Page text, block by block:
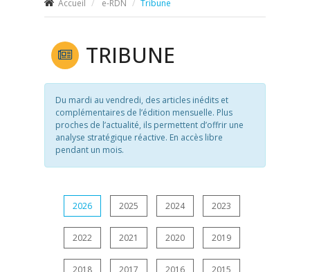
Accueil e-RDN Tribune
TRIBUNE
Du mardi au vendredi, des articles inédits et
complémentaires de l’édition mensuelle. Plus
proches de l’actualité, ils permettent d’offrir une
analyse stratégique réactive. En accès libre
pendant un mois.
2026 2025 2024 2023
2022 2021 2020 2019
2018 2017 2016 2015